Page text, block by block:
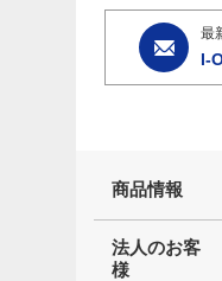
最
I-
商品情報
法人のお客
様